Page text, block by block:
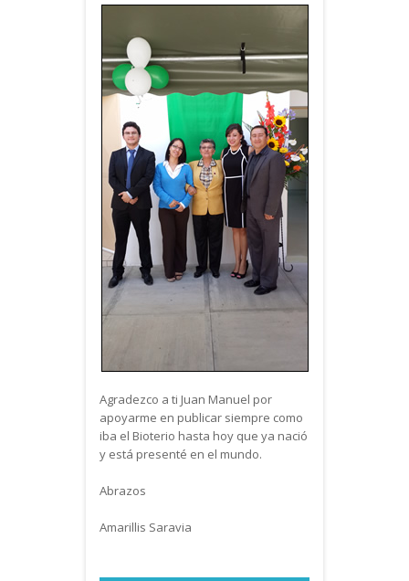
Agradezco a ti Juan Manuel por
apoyarme en publicar siempre como
iba el Bioterio hasta hoy que ya nació
y está presenté en el mundo.
Abrazos
Amarillis Saravia